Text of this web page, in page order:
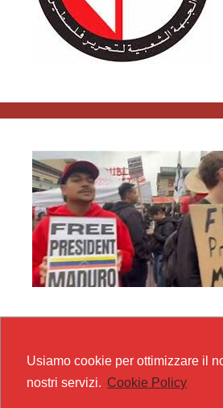
Usiamo cookie per ottimizzare il
nostri servizi. Cookie Policy